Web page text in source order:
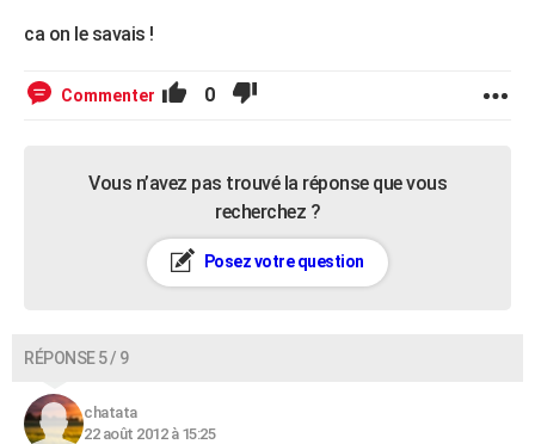
ca on le savais !
Commenter 0
Vous n’avez pas trouvé la réponse que vous
recherchez ?
Posez votre question
RÉPONSE 5 / 9
chatata
22 août 2012 à 15:25